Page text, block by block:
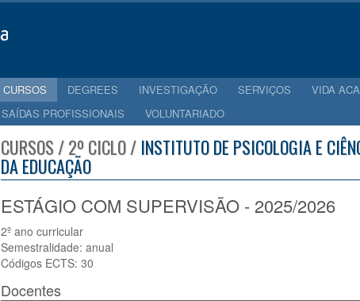
CURSOS DEGREES INVESTIGAÇÃO SERVIÇOS VIDA
SAÍDAS PROFISSIONAIS VOLUNTARIADO
CURSOS / 2º CICLO / INSTITUTO DE PSICOLOGIA E
DA EDUCAÇÃO
ESTÁGIO COM SUPERVISÃO - 2025/2026
2º ano curricular
Semestralidade: anual
Códigos ECTS: 30
Docentes